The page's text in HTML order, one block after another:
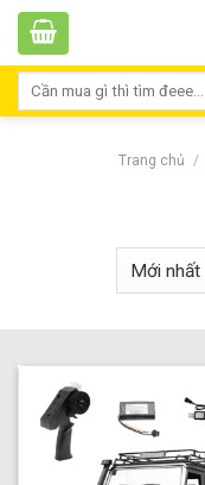
Skip
content
Tìm
Trang chủ /